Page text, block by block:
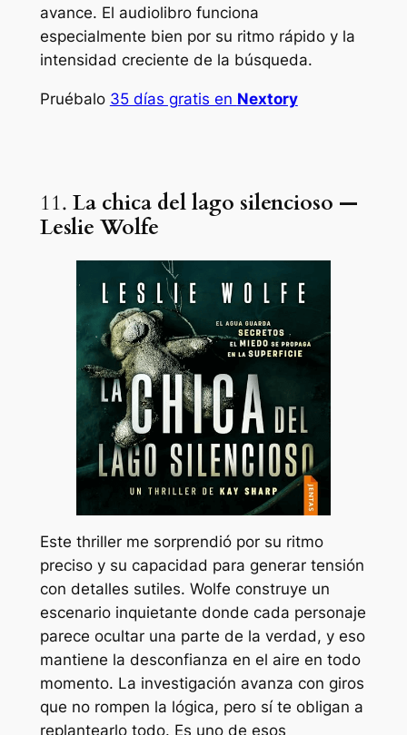
avance. El audiolibro funciona
especialmente bien por su ritmo rápido y la
intensidad creciente de la búsqueda.
Pruébalo 35 días gratis en Nextory
11. La chica del lago silencioso —
Leslie Wolfe
Este thriller me sorprendió por su ritmo
preciso y su capacidad para generar tensión
con detalles sutiles. Wolfe construye un
escenario inquietante donde cada personaje
parece ocultar una parte de la verdad, y eso
mantiene la desconfianza en el aire en todo
momento. La investigación avanza con giros
que no rompen la lógica, pero sí te obligan a
replantearlo todo. Es uno de esos